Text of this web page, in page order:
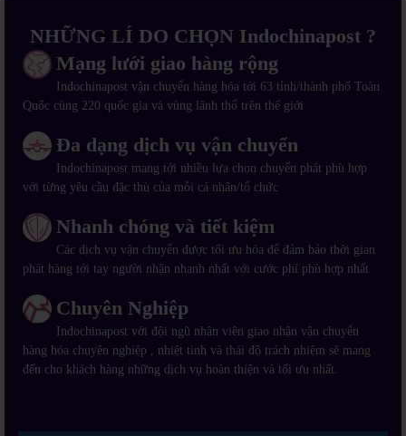
NHỮNG LÍ DO CHỌN Indochinapost ?
Mạng lưới giao hàng rộng
Indochinapost vận chuyển hàng hóa tới 63 tỉnh/thành phố Toàn
Quốc cùng 220 quốc gia và vùng lãnh thổ trên thế giới
Đa dạng dịch vụ vận chuyển
Indochinapost mang tới nhiều lựa chọn chuyển phát phù hợp
với từng yêu cầu đặc thù của mỗi cá nhân/tổ chức
Nhanh chóng và tiết kiệm
Các dịch vụ vận chuyển được tối ưu hóa để đảm bảo thời gian
phát hàng tới tay người nhận nhanh nhất với cước phí phù hợp nhất
Chuyên Nghiệp
Indochinapost với đội ngũ nhân viên giao nhận vận chuyển
hàng hóa chuyên nghiệp , nhiệt tình và thái độ trách nhiệm sẽ mang
đến cho khách hàng những dịch vụ hoàn thiện và tối ưu nhất.